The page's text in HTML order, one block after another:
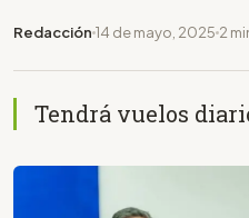
Redacción 14 de mayo, 2025 2
Tendrá vuelos